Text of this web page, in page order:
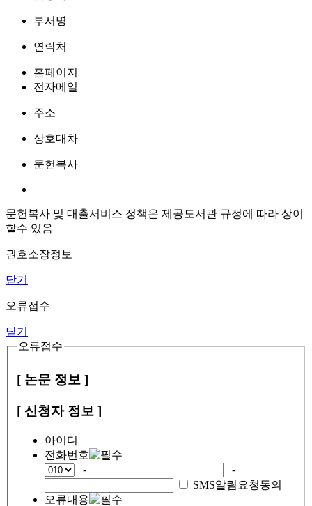
부서명
연락처
홈페이지
전자메일
주소
상호대차
문헌복사
문헌복사 및 대출서비스 정책은 제공도서관 규정에 따라 상이
할수 있음
권호소장정보
닫기
오류접수
닫기
오류접수
[ 논문 정보 ]
[ 신청자 정보 ]
아이디
전화번호
-
-
SMS알림요청동의
오류내용